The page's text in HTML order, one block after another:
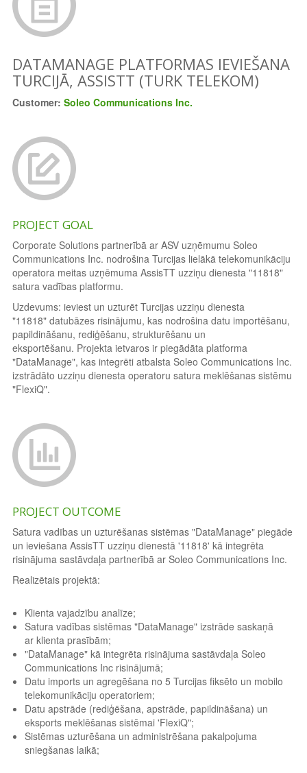
DATAMANAGE PLATFORMAS IEVIEŠANA
TURCIJĀ, ASSISTT (TURK TELEKOM)
Customer: Soleo Communications Inc.
PROJECT GOAL
Corporate Solutions partnerībā ar ASV uzņēmumu Soleo
Communications Inc. nodrošina Turcijas lielākā telekomunikāciju
operatora meitas uzņēmuma AssisTT uzziņu dienesta "11818"
satura vadības platformu.
Uzdevums: ieviest un uzturēt Turcijas uzziņu dienesta
"11818" datubāzes risinājumu, kas nodrošina datu importēšanu,
papildināšanu, rediģēšanu, strukturēšanu un
eksportēšanu. Projekta ietvaros ir piegādāta platforma
"DataManage", kas integrēti atbalsta Soleo Communications Inc.
izstrādāto uzziņu dienesta operatoru satura meklēšanas sistēmu
"FlexiQ".
PROJECT OUTCOME
Satura vadības un uzturēšanas sistēmas "DataManage" piegāde
un ieviešana AssisTT uzziņu dienestā '11818' kā integrēta
risinājuma sastāvdaļa partnerībā ar Soleo Communications Inc.
Realizētais projektā:
Klienta vajadzību analīze;
Satura vadības sistēmas "DataManage" izstrāde saskaņā
ar klienta prasībām;
"DataManage" kā integrēta risinājuma sastāvdaļa Soleo
Communications Inc risinājumā;
Datu imports un agregēšana no 5 Turcijas fiksēto un mobilo
telekomunikāciju operatoriem;
Datu apstrāde (rediģēšana, apstrāde, papildināšana) un
eksports meklēšanas sistēmai 'FlexiQ";
Sistēmas uzturēšana un administrēšana pakalpojuma
sniegšanas laikā;